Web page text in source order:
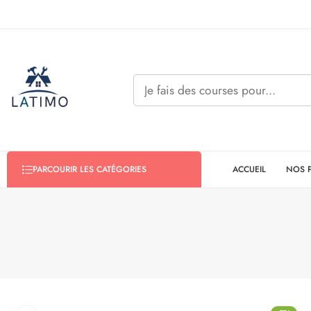
PARCOURIR LES CATÉGORIES ACCUEIL NOS